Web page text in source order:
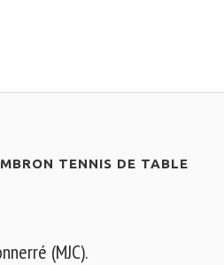
TENNIS DE TABLE
(MJC).